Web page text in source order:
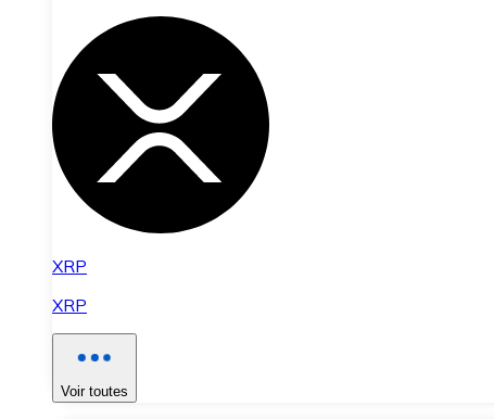
XRP
XRP
Voir toutes